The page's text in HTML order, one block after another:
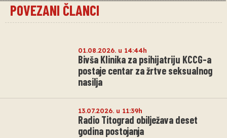
POVEZANI ČLANCI
01.08.2026. u 14:44h
Bivša Klinika za psihijatriju KCCG-a
postaje centar za žrtve seksualnog
nasilja
13.07.2026. u 11:39h
Radio Titograd obilježava deset
godina postojanja